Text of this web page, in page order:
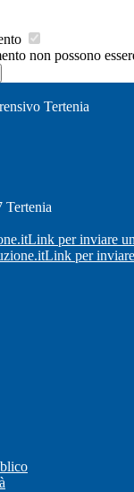
non possono
Tertenia
Tertenia
Link per inviare
Link per